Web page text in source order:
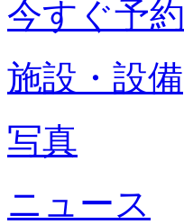
今すぐ予約
施設・設備
写真
ニュース